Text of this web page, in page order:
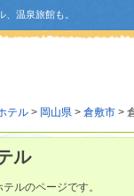
温泉旅館も。
テル > 岡山県 > 倉敷市 >
ル
ルのページです。